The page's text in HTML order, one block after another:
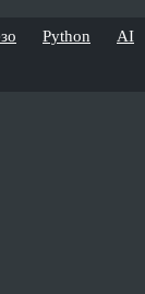
Python AI